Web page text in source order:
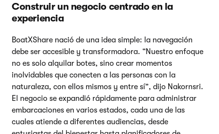
Construir un negocio centrado en la
experiencia
BoatXShare nació de una idea simple: la navegación
debe ser accesible y transformadora. “Nuestro enfoque
no es solo alquilar botes, sino crear momentos
inolvidables que conecten a las personas con la
naturaleza, con ellos mismos y entre sí”, dijo Nakornsri.
El negocio se expandió rápidamente para administrar
embarcaciones en varios estados, cada una de las
cuales atiende a diferentes audiencias, desde